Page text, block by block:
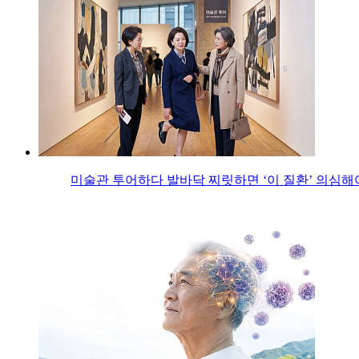
미술관 투어하다 발바닥 찌릿하면 ‘이 질환’ 의심해